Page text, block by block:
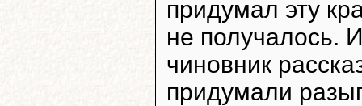
придумал эту
не получалось.
чиновник
придумали